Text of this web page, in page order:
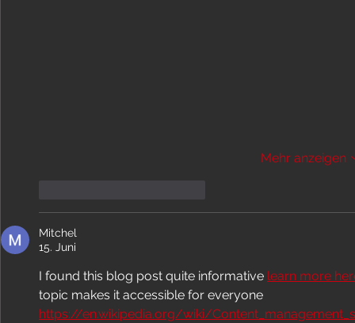
Mehr anzeigen
Mitchel
15. Juni
I found this blog post quite informative learn more
topic makes it accessible for everyone
https://en.wikipedia.org/wiki/